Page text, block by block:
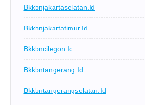
Bkkbnjakartaselatan.id
Bkkbnjakartatimur.id
Bkkbncilegon.id
Bkkbntangerang.id
Bkkbntangerangselatan.id